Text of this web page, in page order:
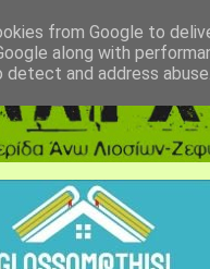
from Google to
along with
and address abuse.